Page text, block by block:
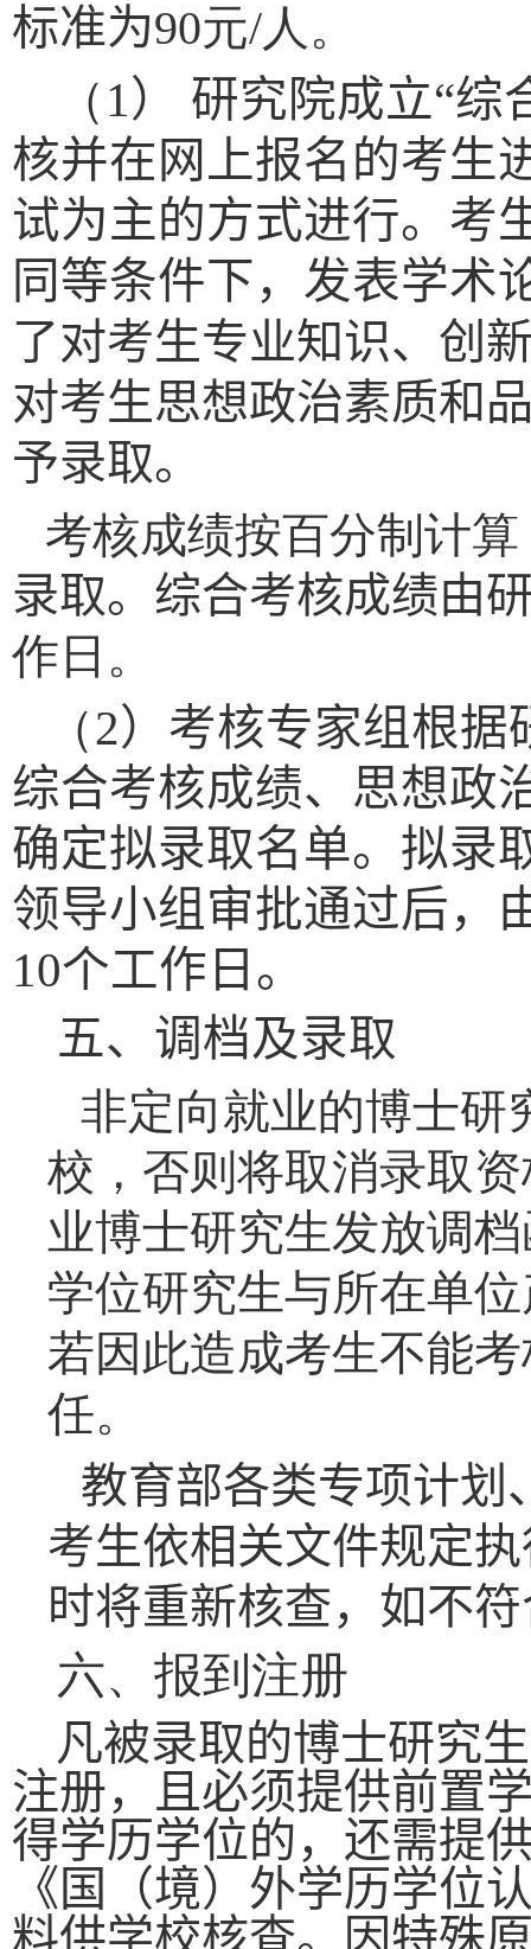
标准为90元/人。
（ 1） 研究院成立“综
核并在网上报名的考生
试为主的方式进行。考
同等条件下，发表学术
了对考生专业知识、创
对考生思想政治素质和
予录取。
考核成绩按百分制计
录取。 综合考核成绩由
作日。
（2）考核专家组根据
综合考核成绩、思想政
确定拟录取名单。 拟录
领导小组审批通过后，
10个工作日。
五、 调档及录取
非定向就业的博士研
校，否则将取消录取
业博士研究生发放调
学位研究生与所在单
若因此造成考生不能
任。
教育部各类专项计划
考生依相关文件规定
时将重新核查，如不
六、报到注册
凡被录取的博士研究
注册，且必须提供前置
得学历学位的，还需提
《国（境）外学历学位
料供学校核查。因特殊